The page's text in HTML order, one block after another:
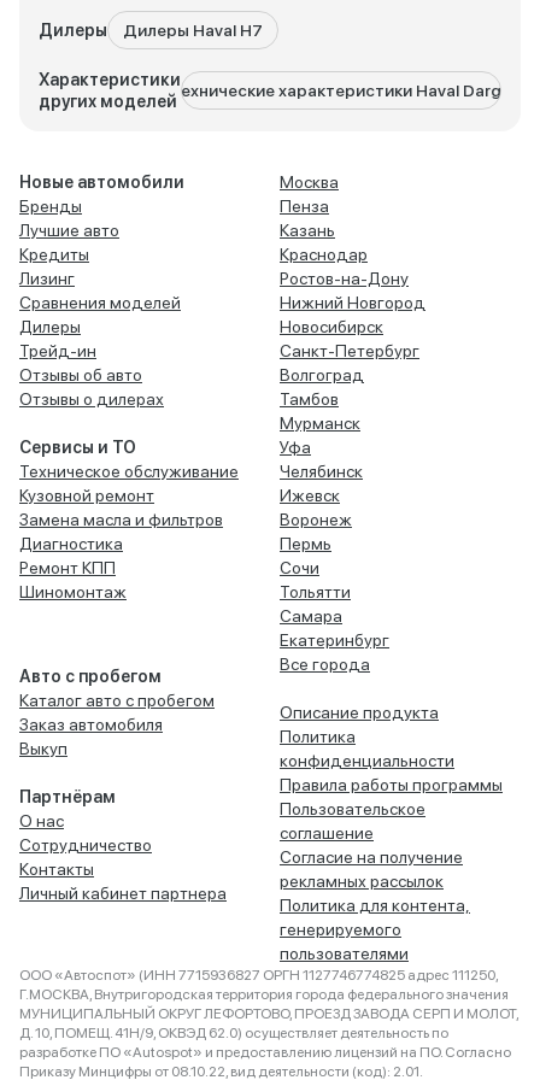
Дилеры Дилеры Haval H7
Характеристики
других моделей
Технические характеристики Haval Dargo
Новые автомобили
Бренды
Лучшие авто
Кредиты
Лизинг
Сравнения моделей
Дилеры
Трейд-ин
Отзывы об авто
Отзывы о дилерах
Сервисы и ТО
Техническое обслуживание
Кузовной ремонт
Замена масла и фильтров
Диагностика
Ремонт КПП
Шиномонтаж
Авто с пробегом
Каталог авто с пробегом
Заказ автомобиля
Выкуп
Партнёрам
О нас
Сотрудничество
Контакты
Личный кабинет партнера
Москва
Пенза
Казань
Краснодар
Ростов-на-Дону
Нижний Новгород
Новосибирск
Санкт-Петербург
Волгоград
Тамбов
Мурманск
Уфа
Челябинск
Ижевск
Воронеж
Пермь
Сочи
Тольятти
Самара
Екатеринбург
Все города
Описание продукта
Политика
конфиденциальности
Правила работы программы
Пользовательское
соглашение
Согласие на получение
рекламных рассылок
Политика для контента,
генерируемого
пользователями
ООО «Автоспот» (ИНН 7715936827 ОРГН 1127746774825 адрес 111250,
Г.МОСКВА, Внутригородская территория города федерального значения
МУНИЦИПАЛЬНЫЙ ОКРУГ ЛЕФОРТОВО, ПРОЕЗД ЗАВОДА СЕРП И МОЛОТ,
Д. 10, ПОМЕЩ. 41Н/9, ОКВЭД 62.0) осуществляет деятельность по
разработке ПО «Autospot» и предоставлению лицензий на ПО. Согласно
Приказу Минцифры от 08.10.22, вид деятельности (код): 2.01.